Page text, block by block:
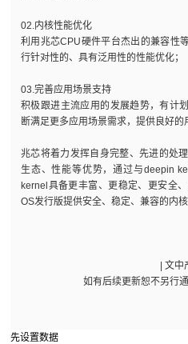
02.内核性能优化
利用兆芯CPU硬件平台杰出的兼容性
行针对性的、具有泛用性的性能优化；
03.完善应用场景支持
积极跟进主流应用的发展趋势，有计
断满足更多应用场景需求，提供良好的
兆芯将着力发挥自身完整、先进的处
生态、性能等优势，通过与deepin
kernel具备更丰富、更稳定、更安全
OS发行版提供安全、稳定、兼容的内核
| 文中
如有后续更新恕不另行
先设置数据